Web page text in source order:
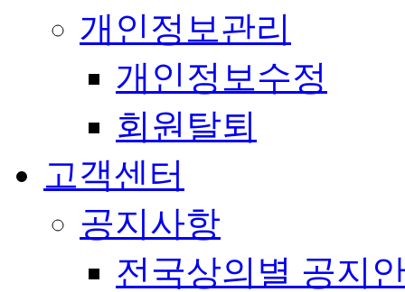
개인정보관리
개인정보수정
회원탈퇴
고객센터
공지사항
전국상의별 공지